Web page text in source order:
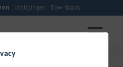
Vestigingen Downloads